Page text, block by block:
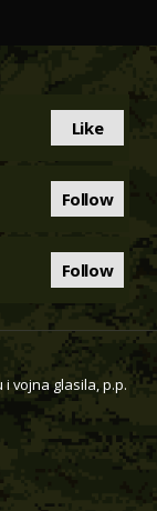
Like
Follow
Follow
vojna glasila, p.p.